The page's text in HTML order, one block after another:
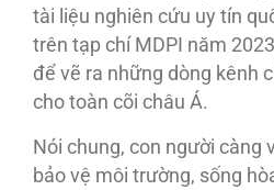
tài liệu nghiên cứu uy tín
trên tạp chí MDPI năm
để vẽ ra những dòng kênh
cho toàn cõi châu Á.
Nói chung, con người càng
bảo vệ môi trường, sống